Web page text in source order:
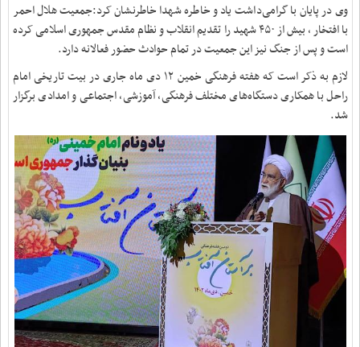
وی در پایان با گرامی‌داشت یاد و خاطره شهدا خاطرنشان کرد:جمعیت هلال احمر
با افتخار ، بیش از ۴۵۰ شهید را تقدیم انقلاب و نظام مقدس جمهوری اسلامی کرده
است و پس از جنگ نیز این جمعیت در تمام حوادث حضور فعالانه دارد.
لازم به ذکر است که هفته فرهنگی خمین ۱۲ دی ماه جاری در بیت تاریخی امام
راحل با همکاری دستگاه‌های مختلف فرهنگی، آموزشی، اجتماعی و امدادی برگزار
شد.